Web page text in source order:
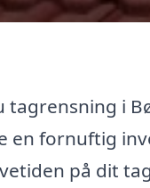
tagrensning i
en fornuftig
på dit